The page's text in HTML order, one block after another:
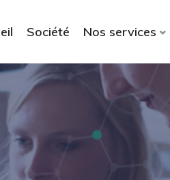
Société Nos services